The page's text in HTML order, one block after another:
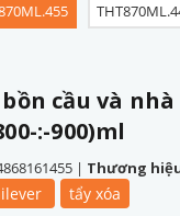
cầu và
:-900)ml
| Thương
tẩy xóa